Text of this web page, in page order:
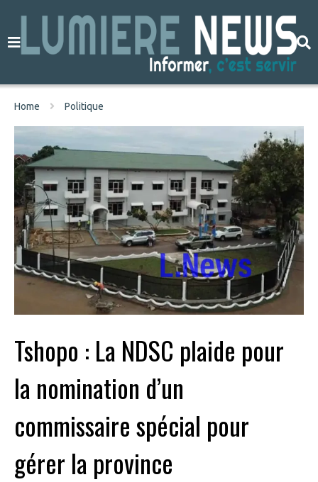
Home Politique
Tshopo : La NDSC plaide pour
la nomination d’un
commissaire spécial pour
gérer la province